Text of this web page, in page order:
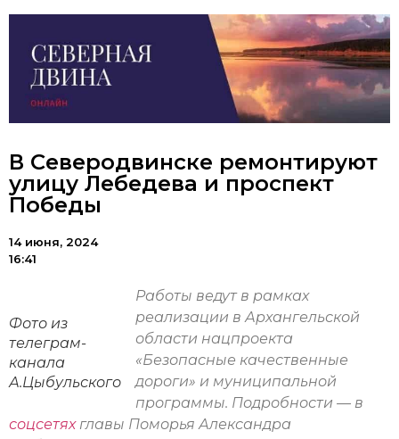
В Северодвинске ремонтируют
улицу Лебедева и проспект
Победы
14 июня, 2024
16:41
Фото из
телеграм-
канала
А.Цыбульского
Работы ведут в рамках
реализации в Архангельской
области нацпроекта
«Безопасные качественные
дороги» и муниципальной
программы. Подробности — в
соцсетях главы Поморья Александра